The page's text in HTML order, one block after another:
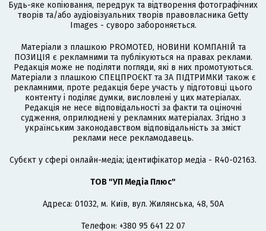
Будь-яке копіювання, передрук та відтворення фотографічних
творів та/або аудіовізуальних творів правовласника Getty
Images - суворо забороняється.
Матеріали з плашкою PROMOTED, НОВИНИ КОМПАНІЙ та
ПОЗИЦІЯ є рекламними та публікуються на правах реклами.
Редакція може не поділяти погляди, які в них промотуються.
Матеріали з плашкою СПЕЦПРОЄКТ та ЗА ПІДТРИМКИ також є
рекламними, проте редакція бере участь у підготовці цього
контенту і поділяє думки, висловлені у цих матеріалах.
Редакція не несе відповідальності за факти та оціночні
судження, оприлюднені у рекламних матеріалах. Згідно з
українським законодавством відповідальність за зміст
реклами несе рекламодавець.
Cубєкт у сфері онлайн-медіа; ідентифікатор медіа - R40-02163.
ТОВ "УП Медіа Плюс"
Адреса: 01032, м. Київ, вул. Жилянська, 48, 50А
Телефон: +380 95 641 22 07